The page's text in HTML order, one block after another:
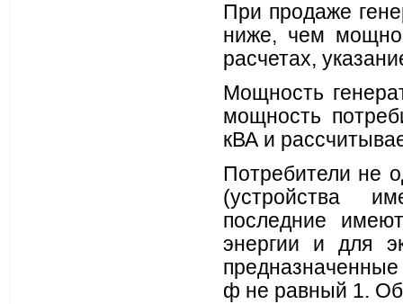
При продаже
ниже, чем
расчетах,
Мощность
мощность
кВА и
Потребители не
(устройства
последние
энергии и для
ф не равный 1.